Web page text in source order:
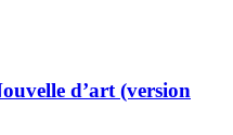
d’art (version